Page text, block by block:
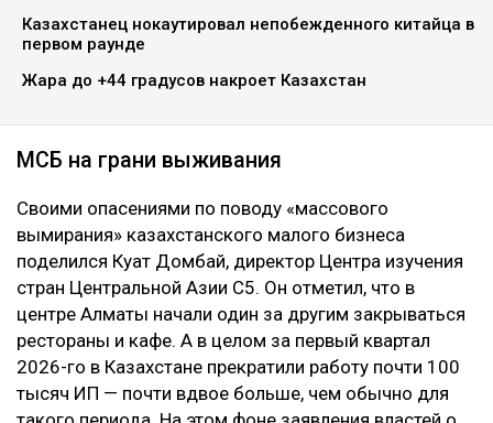
Казахстанец нокаутировал непобежденного китайца в
первом раунде
Жара до +44 градусов накроет Казахстан
МСБ на грани выживания
Своими опасениями по поводу «массового
вымирания» казахстанского малого бизнеса
поделился Куат Домбай, директор Центра изучения
стран Центральной Азии C5. Он отметил, что в
центре Алматы начали один за другим закрываться
рестораны и кафе. А в целом за первый квартал
2026-го в Казахстане прекратили работу почти 100
тысяч ИП — почти вдвое больше, чем обычно для